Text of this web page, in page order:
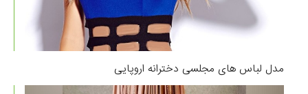
مدل لباس های مجلسی دخترانه اروپایی